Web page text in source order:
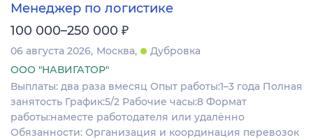
Менеджер по логистике
100 000–250 000 ₽
06 августа 2026 Москва
Дубровка
ООО "НАВИГАТОР"
Выплаты: два раза вмесяц Опыт работы:1–3 года Полная
занятость График:5/2 Рабочие часы:8 Формат
работы:наместе работодателя или удалённо
Обязанности: Организация и координация перевозок